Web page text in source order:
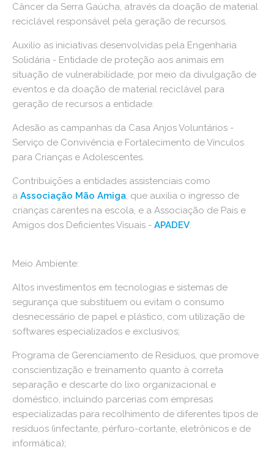
Câncer da Serra Gaúcha, através da doação de material
reciclável responsável pela geração de recursos.
Auxilío as iniciativas desenvolvidas pela Engenharia
Solidária - Entidade de proteção aos animais em
situação de vulnerabilidade, por meio da divulgação de
eventos e da doação de material reciclável para
geração de recursos a entidade.
Adesão as campanhas da Casa Anjos Voluntários -
Serviço de Convivência e Fortalecimento de Vínculos
para Crianças e Adolescentes.
Contribuições a entidades assistenciais como
a Associação Mão Amiga, que auxilia o ingresso de
crianças carentes na escola, e a Associação de Pais e
Amigos dos Deficientes Visuais - APADEV.
Meio Ambiente:
Altos investimentos em tecnologias e sistemas de
segurança que substituem ou evitam o consumo
desnecessário de papel e plástico, com utilização de
softwares especializados e exclusivos;
Programa de Gerenciamento de Resíduos, que promove
conscientização e treinamento quanto à correta
separação e descarte do lixo organizacional e
doméstico, incluindo parcerias com empresas
especializadas para recolhimento de diferentes tipos de
resíduos (infectante, pérfuro-cortante, eletrônicos e de
informática);